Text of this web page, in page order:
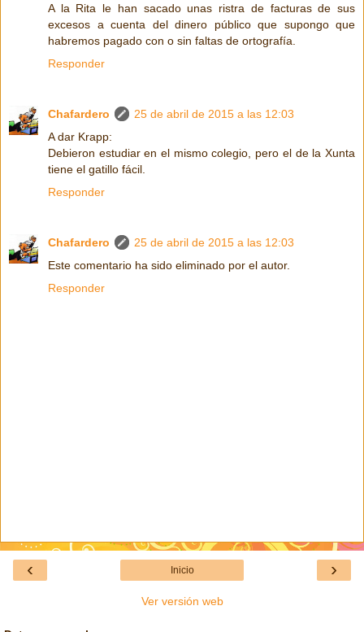
A la Rita le han sacado unas ristra de facturas de sus
excesos a cuenta del dinero público que supongo que
habremos pagado con o sin faltas de ortografía.
Responder
Chafardero
25 de abril de 2015 a las 12:03
A dar Krapp:
Debieron estudiar en el mismo colegio, pero el de la Xunta
tiene el gatillo fácil.
Responder
Chafardero
25 de abril de 2015 a las 12:03
Este comentario ha sido eliminado por el autor.
Responder
‹ ›
Inicio
Ver versión web